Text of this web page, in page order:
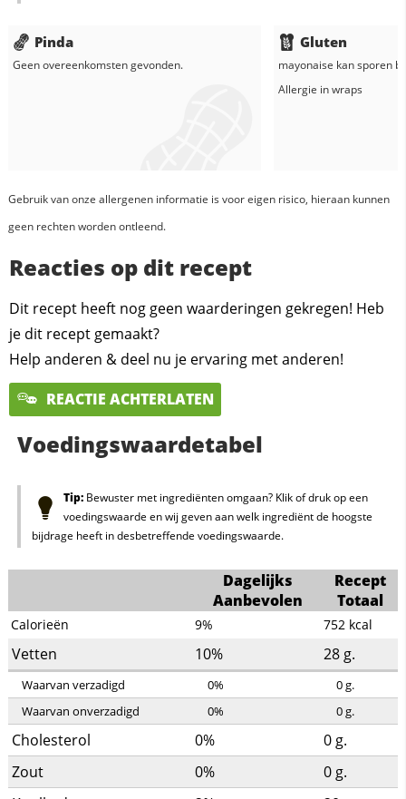
Pinda
Geen overeenkomsten gevonden.
Gluten
mayonaise kan sporen
Allergie inwraps
Gebruik van onze allergenen informatie is voor eigen risico, hieraan kunnen
geen rechten worden ontleend.
Reacties op dit recept
Dit recept heeft nog geen waarderingen gekregen! Heb
je dit recept gemaakt?
Help anderen & deel nu je ervaring met anderen!
REACTIE ACHTERLATEN
Voedingswaardetabel
Tip:Bewuster met ingrediënten omgaan? Klik of druk op een
voedingswaarde en wij geven aan welk ingrediënt de hoogste
bijdrage heeft in desbetreffende voedingswaarde.
Dagelijks
Aanbevolen
Recept
Totaal
Calorieën 9% 752 kcal
Vetten 10% 28g.
Waarvan verzadigd 0% 0g.
Waarvan onverzadigd
0% 0g.
Cholesterol 0% 0g.
Zout
0% 0g.